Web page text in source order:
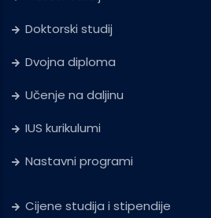
Doktorski studij
Dvojna diploma
Učenje na daljinu
IUS kurikulumi
Nastavni programi
Cijene studija i stipendije